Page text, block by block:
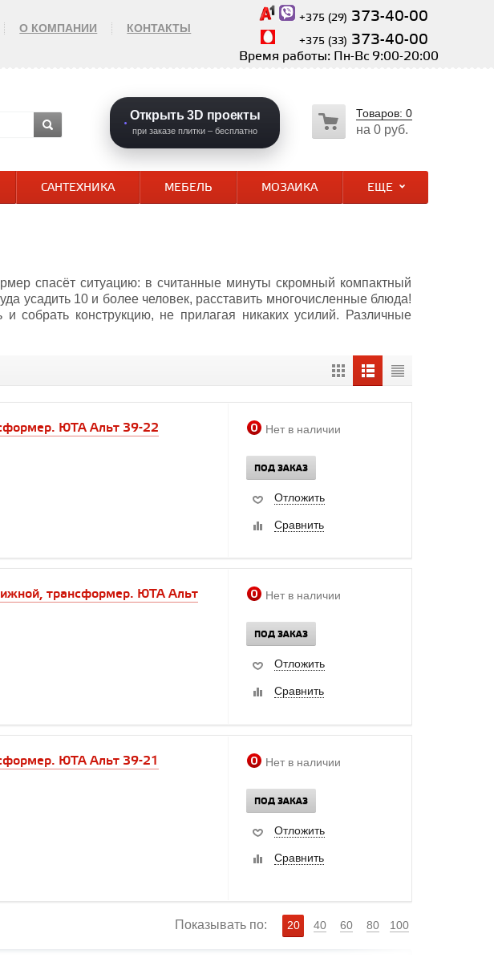
О КОМПАНИИ КОНТАКТЫ
+375 (29) 373-40-00
+375 (33) 373-40-00
Время работы: Пн-Вс 9:00-20:00
Открыть 3D проекты
при заказе плитки – бесплатно
Товаров: 0
на 0 руб.
САНТЕХНИКА МЕБЕЛЬ МОЗАИКА ЕЩЕ
спасёт ситуацию: в считанные минуты скромный компактный
усадить 10 и более человек, расставить многочисленные блюда!
собрать конструкцию, не прилагая никаких усилий. Различные
ЮТА Альт 39-22 Нет в наличии
ПОД ЗАКАЗ
Отложить
Сравнить
трансформер. ЮТА Альт
Нет в наличии
ПОД ЗАКАЗ
Отложить
Сравнить
ЮТА Альт 39-21 Нет в наличии
ПОД ЗАКАЗ
Отложить
Сравнить
Показывать по: 20 40 60 80 100